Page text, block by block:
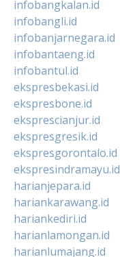
infobangkalan.id
infobangli.id
infobanjarnegara.id
infobantaeng.id
infobantul.id
ekspresbekasi.id
ekspresbone.id
eksprescianjur.id
ekspresgresik.id
ekspresgorontalo.id
ekspresindramayu.id
harianjepara.id
hariankarawang.id
hariankediri.id
harianlamongan.id
harianlumajang.id